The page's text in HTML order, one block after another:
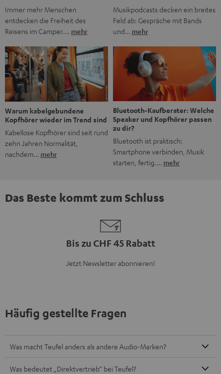
Immer mehr Menschen
entdecken die Freiheit des
Reisens im Camper.… mehr
Musikpodcasts decken ein breites
Feld ab: Gespräche mit Bands
und… mehr
Warum kabelgebundene
Kopfhörer wieder im Trend sind
Kabellose Kopfhörer sind seit rund
zehn Jahren Normalität,
nachdem… mehr
Bluetooth-Kaufberater: Welche
Speaker und Kopfhörer passen
zu dir?
Bluetooth ist praktisch:
Smartphone verbinden, Musik
starten, fertig.… mehr
Das Beste kommt zum Schluss
Bis zu CHF 45 Rabatt
Jetzt Newsletter abonnieren!
Häufig gestellte Fragen
Was macht Teufel anders als andere Audio-Marken?
Was bedeutet „Direktvertrieb“ bei Teufel?